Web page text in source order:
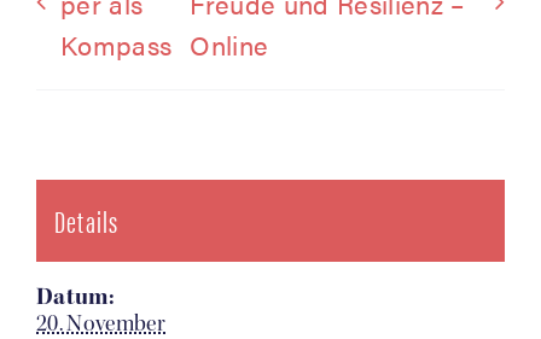
Kompass Online
Details
Datum:
20. November